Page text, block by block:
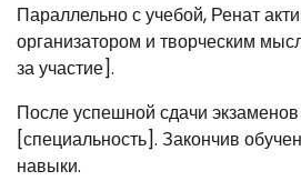
Параллельно с учебой, Ренат
организатором и творческим
за участие].
После успешной сдачи
[специальность]. Закончив
навыки.